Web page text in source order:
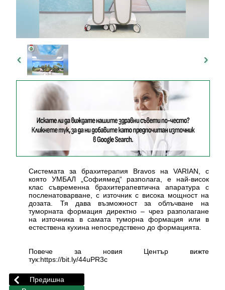
Системата за брахитерапия Bravos на VARIAN, с
която УМБАЛ „Софиямед“ разполага, е най-висок
клас съвременна брахитерапевтична апаратура с
посленатоварване, с източник с висока мощност на
дозата. Тя дава възможност за облъчване на
туморната формация директно – чрез разполагане
на източника в самата туморна формация или в
естествена кухина непосредствено до формацията.
Повече за новия Център вижте
тук:https://bit.ly/44uPR3c